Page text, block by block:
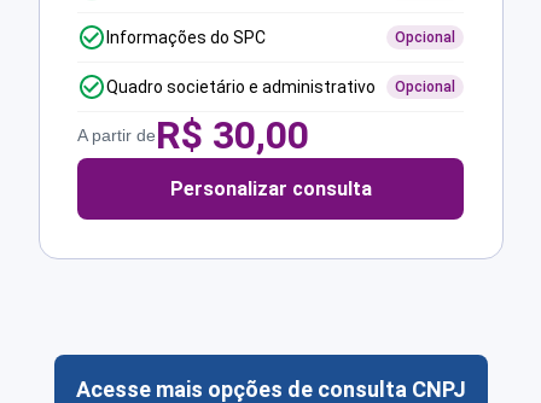
Informações do SPC Opcional
Quadro societário e administrativo Opcional
A partir deR$ 30,00
Personalizar consulta
Acesse mais opções de consulta CNPJ